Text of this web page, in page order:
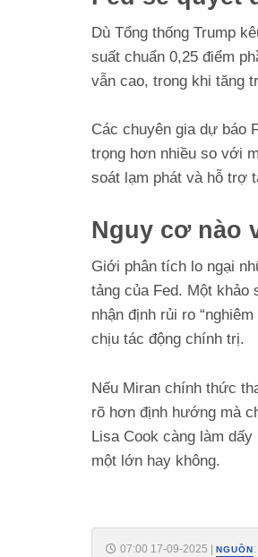
Dù Tổng thống Trump
suất chuẩn 0,25 điểm
vẫn cao, trong khi tăng
Các chuyên gia dự báo
trọng hơn nhiều so với
soát lạm phát và hỗ trợ
Nguy cơ nào
Giới phân tích lo ngại
tảng của Fed. Một khảo
nhận định rủi ro
chịu tác động chính trị.
Nếu Miran chính thức
rõ hơn định hướng mà
Lisa Cook càng làm
một lớn hay không.
07:00 17-09-2025 | NGUỒN: